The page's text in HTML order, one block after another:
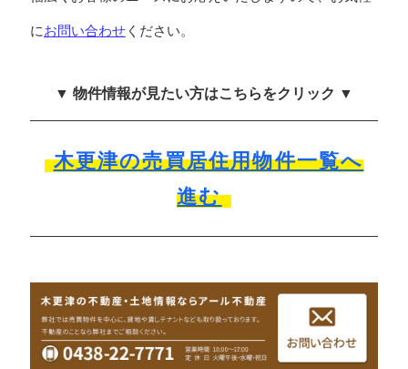
にお問い合わせください。
▼ 物件情報が見たい方はこちらをクリック ▼
木更津の売買居住用物件一覧へ
進む